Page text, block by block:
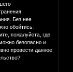
Без нее
обойтись.
пожалуйста, где
безопасно и
провести данное